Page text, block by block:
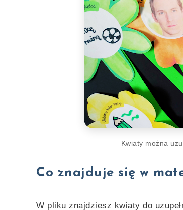
Kwiaty można
Co znajduje się w
W pliku znajdziesz kwiaty do